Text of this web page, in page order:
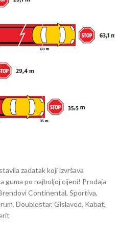
zadatak koji izvršava
po najboljoj cijeni! Prodaja
Continental, Sportiva,
Doublestar, Gislaved, Kabat,